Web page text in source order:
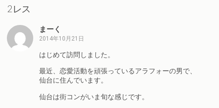
2レス
まーく
2014年10月21日
はじめて訪問しました。
最近、恋愛活動を頑張っているアラフォーの男で、
仙台に住んでいます。
仙台は街コンがいま旬な感じです。